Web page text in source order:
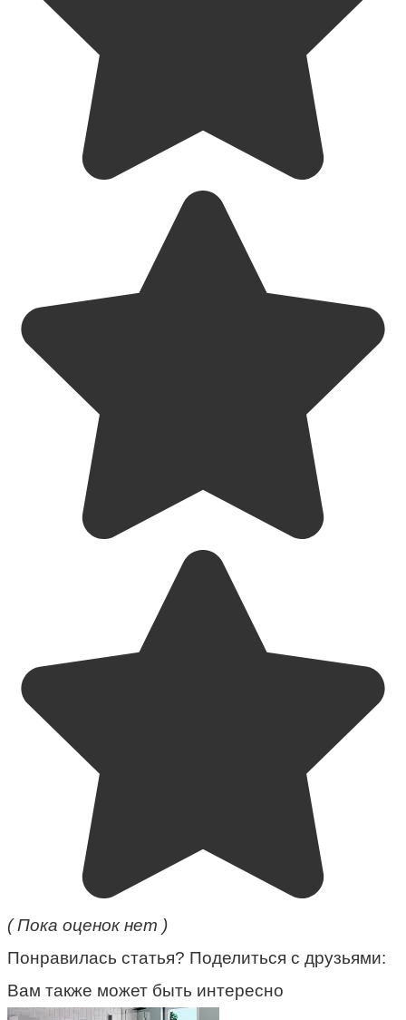
( Пока оценок нет )
Понравилась статья? Поделиться с друзьями:
Вам также может быть интересно